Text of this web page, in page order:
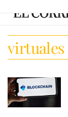
virtuales